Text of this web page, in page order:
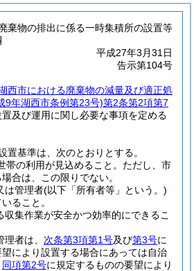
棄物の排出に係る一時集積所の設置等
平成27年3月31日
告示第104号
西市における廃棄物の減量及び適正処
9年湖西市条例第23号)第2条第2項第7
及び運用に関し必要な事項を定める
置基準は、次のとおりとする。
帯の利用が見込めること。 ただし、市
合は、この限りでない。
は管理者(以下「所有者等」という。)
ること。
収集作業が安全かつ効率的にできるこ
者は、 次条第3項第1号及び第3号に
により設置する場合にあっては自治
同項第2号に規定するものの要望により